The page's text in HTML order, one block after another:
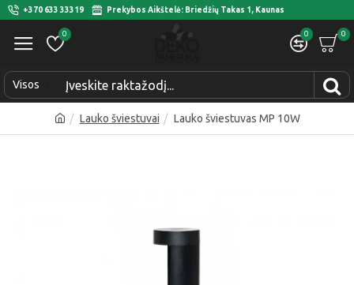
+370 633 33319 Prekybos Aikštelė: Briedžių Takas 1, Kaunas
0 0 0
Visos
Lauko šviestuvai Lauko šviestuvas MP 10W